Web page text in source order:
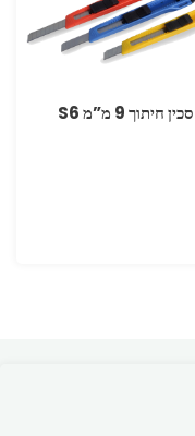
סכין חיתוך 9 מ”מ S6